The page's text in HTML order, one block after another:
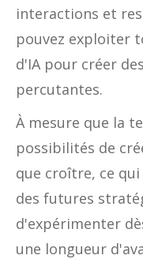
interactions et
pouvez exploiter
d'IA pour créer
percutantes.
À mesure que la
possibilités de
que croître, ce
des futures
d'expérimenter
une longueur